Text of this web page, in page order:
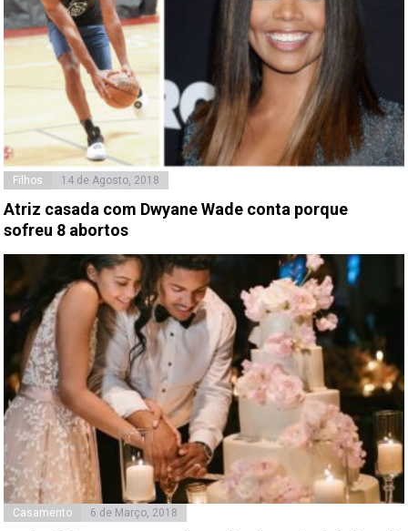
Filhos 14 de Agosto, 2018
Atriz casada com Dwyane Wade conta porque
sofreu 8 abortos
Casamento 6 de Março, 2018